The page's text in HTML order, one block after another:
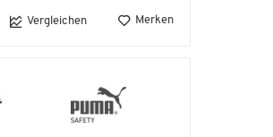
Vergleichen Merken